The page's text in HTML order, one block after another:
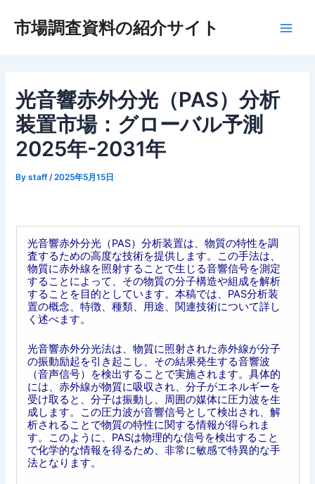
市場調査資料の紹介サイト
光音響赤外分光（PAS）分析
装置市場：グローバル予測
2025年-2031年
Bystaff /2025年5月15日
光音響赤外分光（PAS）分析装置は、物質の特性を調
査するための高度な技術を提供します。この手法は、
物質に赤外線を照射することで生じる音響信号を測定
することによって、その物質の分子構造や組成を解析
することを目的としています。本稿では、PAS分析装
置の概念、特徴、種類、用途、関連技術について詳し
く述べます。
光音響赤外分光法は、物質に照射された赤外線が分子
の振動励起を引き起こし、その結果発生する音響波
（音声信号）を検出することで実施されます。具体的
には、赤外線が物質に吸収され、分子がエネルギーを
受け取ると、分子は振動し、周囲の媒体に圧力波を生
成します。この圧力波が音響信号として検出され、解
析されることで物質の特性に関する情報が得られま
す。このように、PASは物理的な信号を検出すること
で化学的な情報を得るため、非常に敏感で特異的な手
法となります。